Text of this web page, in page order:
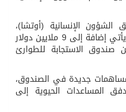
الإنسانية (أوتشا)،
الذي يرأسه فليتشر، إن هذا المبلغ يأتي إضافة إلى 9 ملايين دولار
الاستجابة للطوارئ
جديدة في الصندوق،
المساعدات الحيوية إلى